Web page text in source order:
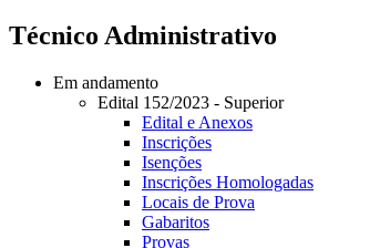
Técnico Administrativo
Em andamento
Edital 152/2023 - Superior
Edital e Anexos
Inscrições
Isenções
Inscrições Homologadas
Locais de Prova
Gabaritos
Provas